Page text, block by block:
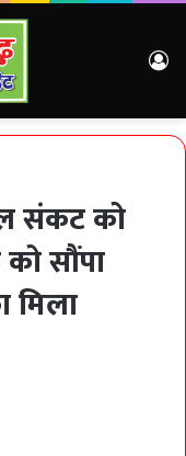
संकट को
सौंपा
मिला